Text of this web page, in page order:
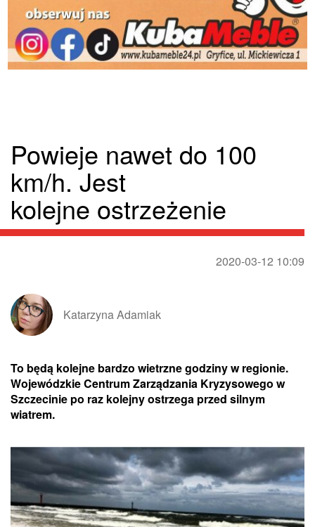
Powieje nawet do 100
km/h. Jest
kolejne ostrzeżenie
2020-03-12 10:09
Katarzyna Adamiak
To będą kolejne bardzo wietrzne godziny w regionie.
Wojewódzkie Centrum Zarządzania Kryzysowego w
Szczecinie po raz kolejny ostrzega przed silnym
wiatrem.